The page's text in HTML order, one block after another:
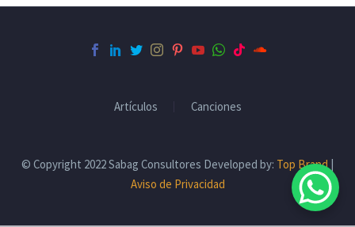
Artículos Canciones
© Copyright 2022 Sabag Consultores Developed by: Top Brand |
Aviso de Privacidad